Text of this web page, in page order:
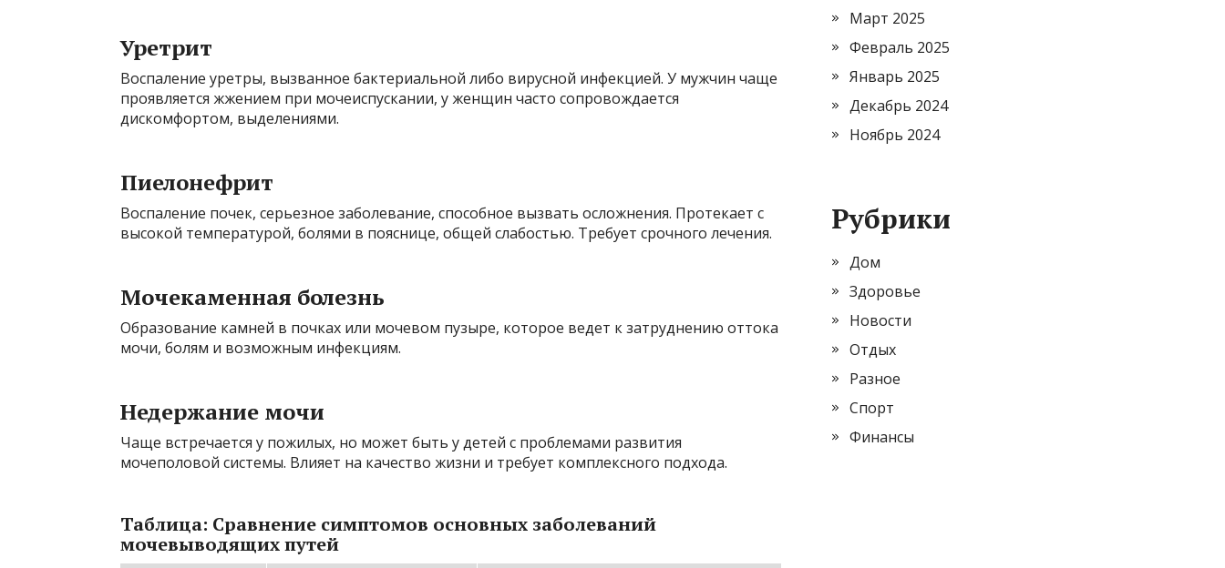
Уретрит
Воспаление уретры, вызванное бактериальной либо вирусной инфекцией. У мужчин чаще
проявляется жжением при мочеиспускании, у женщин часто сопровождается
дискомфортом, выделениями.
Пиелонефрит
Воспаление почек, серьезное заболевание, способное вызвать осложнения. Протекает с
высокой температурой, болями в пояснице, общей слабостью. Требует срочного лечения.
Мочекаменная болезнь
Образование камней в почках или мочевом пузыре, которое ведет к затруднению оттока
мочи, болям и возможным инфекциям.
Недержание мочи
Чаще встречается у пожилых, но может быть у детей с проблемами развития
мочеполовой системы. Влияет на качество жизни и требует комплексного подхода.
Таблица: Сравнение симптомов основных заболеваний
мочевыводящих путей
Март 2025
Февраль 2025
Январь 2025
Декабрь 2024
Ноябрь 2024
Рубрики
Дом
Здоровье
Новости
Отдых
Разное
Спорт
Финансы